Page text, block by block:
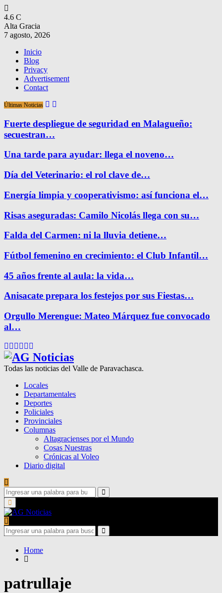
4.6 C
Alta Gracia
7 agosto, 2026
Inicio
Blog
Privacy
Advertisement
Contact
Últimas Noticias
Fuerte despliegue de seguridad en Malagueño:
secuestran…
Una tarde para ayudar: llega el noveno…
Día del Veterinario: el rol clave de…
Energía limpia y cooperativismo: así funciona el…
Risas aseguradas: Camilo Nicolás llega con su…
Falda del Carmen: ni la lluvia detiene…
Fútbol femenino en crecimiento: el Club Infantil…
45 años frente al aula: la vida…
Anisacate prepara los festejos por sus Fiestas…
Orgullo Merengue: Mateo Márquez fue convocado
al…
Facebook
Twitter
Instagram
Pinterest
Google
Todas las noticias del Valle de Paravachasca.
Locales
Departamentales
Deportes
Policiales
Provinciales
Columnas
Altagracienses por el Mundo
Cosas Nuestras
Crónicas al Voleo
Diario digital
Search
for:
Search
Primary
Menu
Search
for:
Search
Home
patrullaje